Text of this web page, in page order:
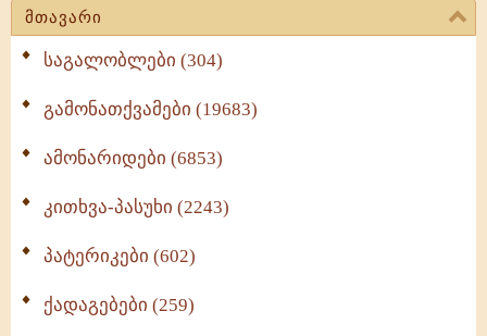
მთავარი
საგალობლები (304)
გამონათქვამები (19683)
ამონარიდები (6853)
კითხვა-პასუხი (2243)
პატერიკები (602)
ქადაგებები (259)